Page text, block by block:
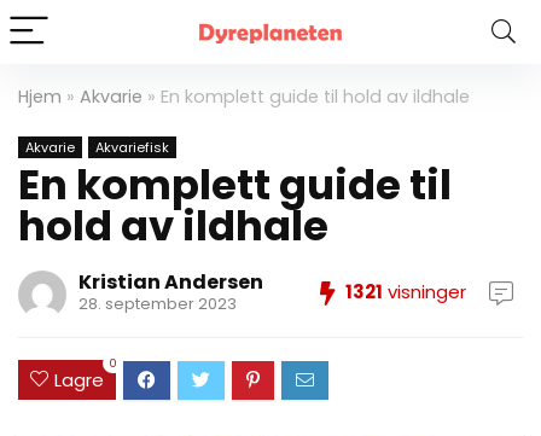
Hjem » Akvarie » En komplett guide til hold av ildhale
Akvarie Akvariefisk
En komplett guide til
hold av ildhale
Kristian Andersen
28. september 2023 1321 visninger
Lagre
0